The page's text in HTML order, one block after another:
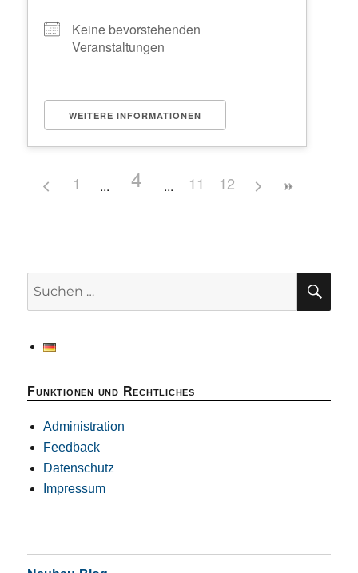
Keine bevorstehenden
Veranstaltungen
WEITERE INFORMATIONEN
1 4 11 12
Funktionen und Rechtliches
Administration
Feedback
Datenschutz
Impressum